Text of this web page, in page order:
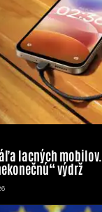
lacných
výdrž